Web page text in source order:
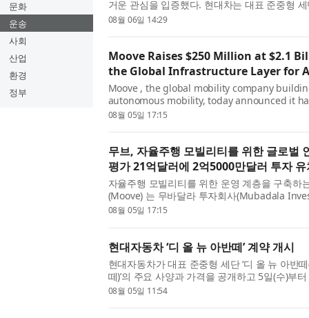
문화
운송
사회
산업
환경
정부
거운 관심을 입증했다. 현대차는 대표 준중형
첫날 총 1만1094대의 계약을 기록했다고 6일
08월 06일 14:29
Moove Raises $250 Million at $2.1
the Global Infrastructure Layer for
Moove , the global mobility company
autonomous mobility, today announced it
billion valuation in a Series C funding
08월 05일 17:15
무브, 자율주행 모빌리티를 위한 글로벌
평가 21억달러에 2억5000만달러 투자 유
자율주행 모빌리티를 위한 운영 계층을 구축하
(Moove) 는 무바달라 투자회사(Mubadala
토요타(Toyota)의 성장 펀드인 우븐 캐피털
08월 05일 17:15
현대자동차 ‘디 올 뉴 아반떼’ 계약 개시
현대자동차가 대표 준중형 세단 ‘디 올 뉴 아반
떼)’의 주요 사양과 가격을 공개하고 5일(수)부
떼는 6년 만에 선보이는 8세대 완전변경 모델
08월 05일 11:54